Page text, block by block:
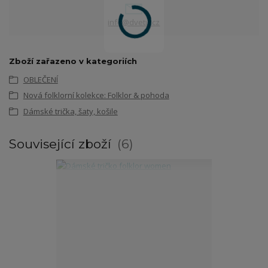
info@dvetu.cz
Zboží zařazeno v kategoriích
OBLEČENÍ
Nová folklorní kolekce: Folklor & pohoda
Dámské trička, šaty, košile
Související zboží 6